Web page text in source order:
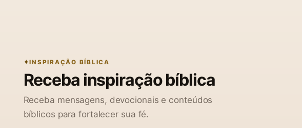
INSPIRAÇÃO BÍBLICA
Receba inspiração bíblica
Receba mensagens, devocionais e conteúdos
bíblicos para fortalecer sua fé.